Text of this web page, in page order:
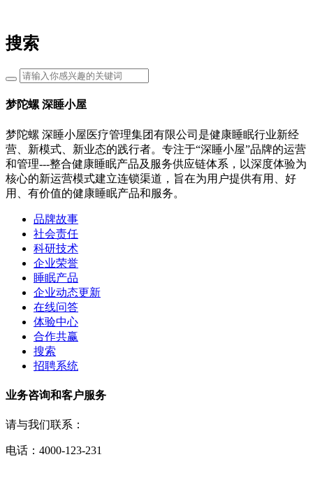
搜索
梦陀螺 深睡小屋
梦陀螺 深睡小屋医疗管理集团有限公司是健康睡眠行业新经
营、新模式、新业态的践行者。专注于“深睡小屋”品牌的运营
和管理---整合健康睡眠产品及服务供应链体系，以深度体验为
核心的新运营模式建立连锁渠道，旨在为用户提供有用、好
用、有价值的健康睡眠产品和服务。
品牌故事
社会责任
科研技术
企业荣誉
睡眠产品
企业动态更新
在线问答
体验中心
合作共赢
搜索
招聘系统
业务咨询和客户服务
请与我们联系：
电话：4000-123-231